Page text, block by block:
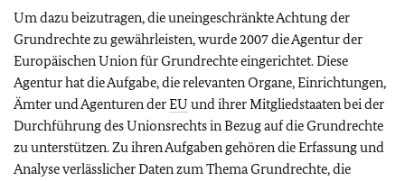
Um dazu beizutragen, die uneingeschränkte Achtung der
Grundrechte zu gewährleisten, wurde 2007 die Agentur der
Europäischen Union für Grundrechte eingerichtet. Diese
Agentur hat die Aufgabe, die relevanten Organe, Einrichtungen,
Ämter und Agenturen derEU und ihrer Mitgliedstaaten bei der
Durchführung des Unionsrechts in Bezug auf die Grundrechte
zu unterstützen. Zu ihren Aufgaben gehören die Erfassung und
Analyse verlässlicher Daten zum Thema Grundrechte, die